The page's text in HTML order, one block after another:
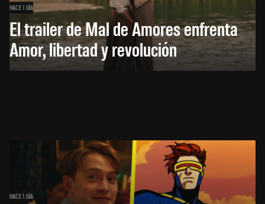
HACE 1 DÍA
El trailer de Mal de Amores enfrenta
Amor, libertad y revolución
HACE 1 DÍA